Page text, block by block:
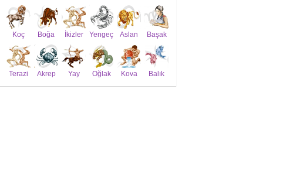
Koç Boğa İkizler Yengeç Aslan Başak
Terazi Akrep Yay Oğlak Kova Balık